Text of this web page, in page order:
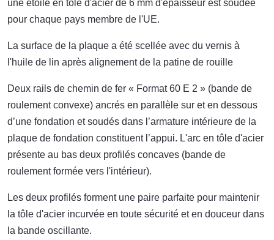
une étoile en tôle d'acier de 6 mm d'épaisseur est soudée
pour chaque pays membre de l'UE.
La surface de la plaque a été scellée avec du vernis à
l'huile de lin après alignement de la patine de rouille
Deux rails de chemin de fer « Format 60 E 2 » (bande de
roulement convexe) ancrés en parallèle sur et en dessous
d’une fondation et soudés dans l’armature intérieure de la
plaque de fondation constituent l’appui. L'arc en tôle d'acier
présente au bas deux profilés concaves (bande de
roulement formée vers l'intérieur).
Les deux profilés forment une paire parfaite pour maintenir
la tôle d'acier incurvée en toute sécurité et en douceur dans
la bande oscillante.